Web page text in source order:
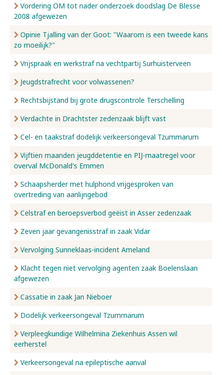
Vordering OM tot nader onderzoek doodslag De Blesse
2008 afgewezen
Opinie Tjalling van der Goot: "Waarom is een tweede kans
zo moeilijk?"
Vrijspraak en werkstraf na vechtpartij Surhuisterveen
Jeugdstrafrecht voor volwassenen?
Rechtsbijstand bij grote drugscontrole Terschelling
Verdachte in Drachtster zedenzaak blijft vast
Cel- en taakstraf dodelijk verkeersongeval Tzummarum
Vijftien maanden jeugddetentie en PIJ-maatregel voor
overval McDonald's Emmen
Schaapsherder met hulphond vrijgesproken van
overtreding van aanlijngebod
Celstraf en beroepsverbod geëist in Asser zedenzaak
Zeven jaar gevangenisstraf in zaak Vidar
Vervolging Sunneklaas-incident Ameland
Klacht tegen niet vervolging agenten zaak Boelenslaan
afgewezen
Cassatie in zaak Jan Nieboer
Dodelijk verkeersongeval Tzummarum
Verpleegkundige Wilhelmina Ziekenhuis Assen wil
eerherstel
Verkeersongeval na epileptische aanval